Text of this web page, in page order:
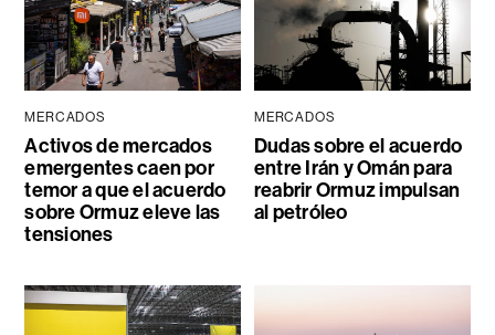
MERCADOS
Activos de mercados
emergentes caen por
temor a que el acuerdo
sobre Ormuz eleve las
tensiones
MERCADOS
Dudas sobre el acuerdo
entre Irán y Omán para
reabrir Ormuz impulsan
al petróleo